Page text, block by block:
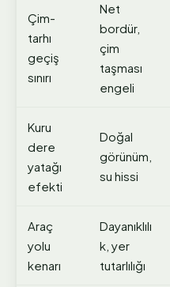
Çim-
tarhı
geçiş
sınırı
Net
bordür,
çim
taşması
engeli
Kuru
dere
yatağı
efekti
Doğal
görünüm,
su hissi
Araç
yolu
kenarı
Dayanıklılı
k, yer
tutarlılığı